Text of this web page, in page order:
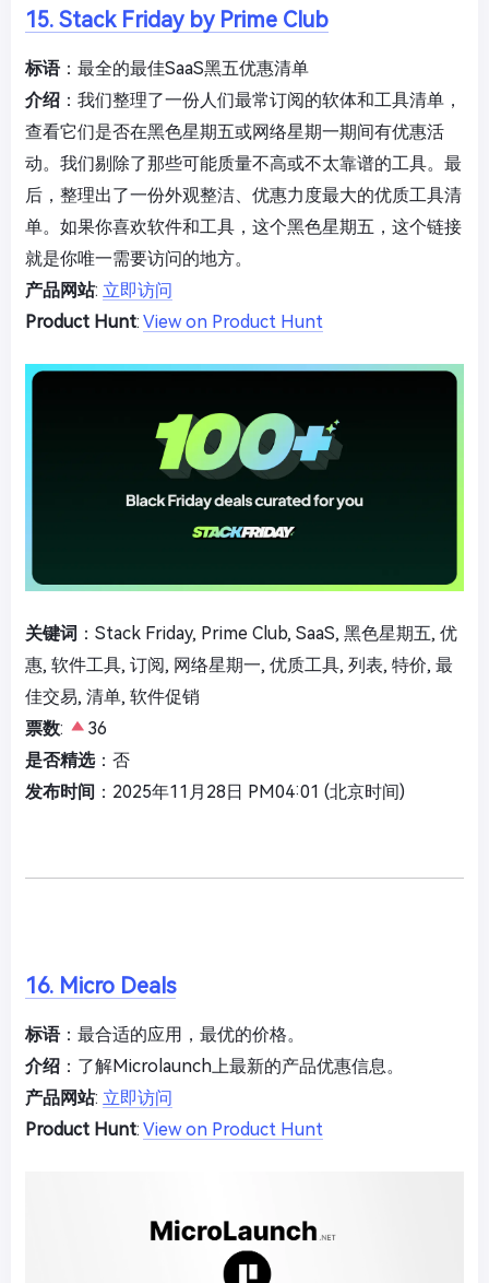
15. Stack Friday by Prime Club
标语：最全的最佳SaaS黑五优惠清单
介绍 ：我们整理了一份人们最常订阅的软体和工具清单，
查看它们是否在黑色星期五或网络星期一期间有优惠活
动。我们剔除了那些可能质量不高或不太靠谱的工具。最
后，整理出了一份外观整洁、优惠力度最大的优质工具清
单。如果你喜欢软件和工具，这个黑色星期五，这个链接
就是你唯一需要访问的地方。
产品网站: 立即访问
Product Hunt: View on Product Hunt
关键词 ：Stack Friday, Prime Club, SaaS, 黑色星期五, 优
惠, 软件工具, 订阅, 网络星期一, 优质工具, 列表, 特价, 最
佳交易, 清单, 软件促销
票数:
36
是否精选：否
发布时间 ：2025年11月28日 PM04:01 (北京时间)
16. Micro Deals
标语：最合适的应用，最优的价格。
介绍 ：了解Microlaunch上最新的产品优惠信息。
产品网站: 立即访问
Product Hunt: View on Product Hunt